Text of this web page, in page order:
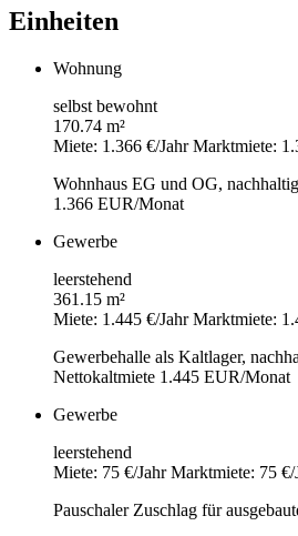
Einheiten
Wohnung
selbst bewohnt
170.74 m²
Miete: 1.366 €/JahrMarktmiete:
Wohnhaus EG und OG,
1.366 EUR/Monat
Gewerbe
leerstehend
361.15 m²
Miete: 1.445 €/JahrMarktmiete:
Gewerbehalle als Kaltlager,
Nettokaltmiete 1.445 EUR/Monat
Gewerbe
leerstehend
Miete: 75 €/JahrMarktmiete: 75 €/
Pauschaler Zuschlag für